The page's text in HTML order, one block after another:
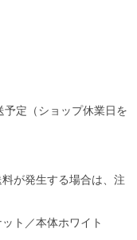
が発生する場合は、注
定（ショップ休業日を
ト／本体ホワイト